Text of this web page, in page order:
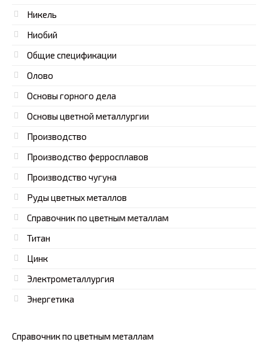
Никель
Ниобий
Общие спецификации
Олово
Основы горного дела
Основы цветной металлургии
Производство
Производство ферросплавов
Производство чугуна
Руды цветных металлов
Справочник по цветным металлам
Титан
Цинк
Электрометаллургия
Энергетика
Справочник по цветным металлам